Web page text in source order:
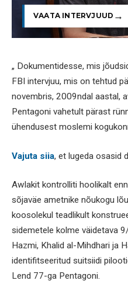
VAATA INTERVJUUD
„ Dokumentidesse, mis
FBI intervjuu, mis on tehtud
novembris, 2009ndal aastal,
Pentagoni vahetult pärast
ühendusest moslemi
Vajuta siia, et lugeda osasid
Awlakit kontrolliti hoolikalt
sõjaväe ametnike nõukogu
koosolekul teadlikult
sidemetele kolme väidetava
Hazmi, Khalid al-Mihdhari ja
identifitseeritud suitsiidi
Lend 77-ga Pentagoni.